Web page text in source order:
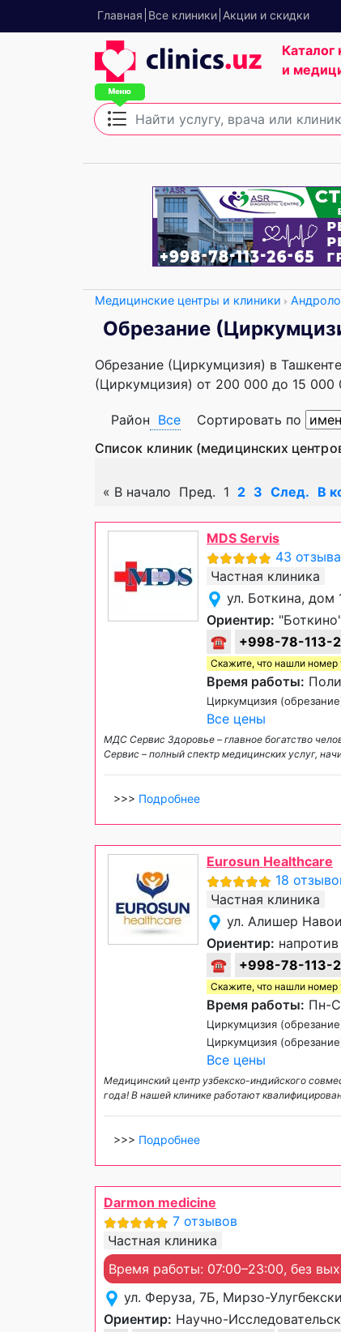
Главная Все клиники Акции и скидки
Каталог
и
Медицинские центры и клиники
Обрезание
Обрезание (Циркумцизия) в
(Циркумцизия) от 200 000 до 15 000
Район Все Сортировать по
Список клиник (медицинских
« В начало Пред. 1 2 3 След. В
MDS Servis
43 отзыва
Частная клиника
ул. Боткина, дом
Ориентир:
☎
+998-78-113-
Скажите, что нашли номер
Время работы:
Циркумцизия
Все цены
МДС Сервис Здоровье – главное богатство
Сервис – полный спектр медицинских услуг,
>>> Подробнее
Eurosun Healthcare
18
Частная клиника
ул. Алишер
Ориентир:
☎
+998-78-113-
Скажите, что нашли номер
Время работы: Пн-
Циркумцизия
Циркумцизия
Все цены
Медицинский центр узбекско-индийского
года! В нашей клинике работают
>>> Подробнее
Darmon medicine
7 отзывов
Частная клиника
Время работы: 07:00–23:00, без
ул. Феруза, 7Б, Мирзо-
Ориентир: Научно-